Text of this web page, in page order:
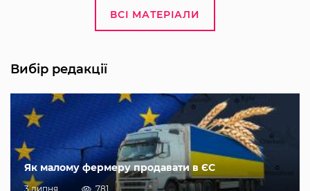
ВСІ МАТЕРІАЛИ
Вибір редакції
Як малому фермеру продавати в ЄС
3 липня 781